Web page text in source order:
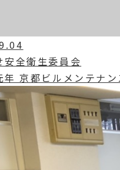
安全衛生委員会
年 京都ビルメンテナ